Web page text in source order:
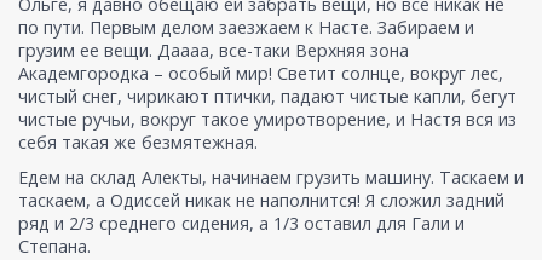
Ольге, я давно обещаю ей забрать вещи, но все никак не
по пути. Первым делом заезжаем к Насте. Забираем и
грузим ее вещи. Даааа, все-таки Верхняя зона
Академгородка – особый мир! Светит солнце, вокруг лес,
чистый снег, чирикают птички, падают чистые капли, бегут
чистые ручьи, вокруг такое умиротворение, и Настя вся из
себя такая же безмятежная.
Едем на склад Алекты, начинаем грузить машину. Таскаем и
таскаем, а Одиссей никак не наполнится! Я сложил задний
ряд и 2/3 среднего сидения, а 1/3 оставил для Гали и
Степана.